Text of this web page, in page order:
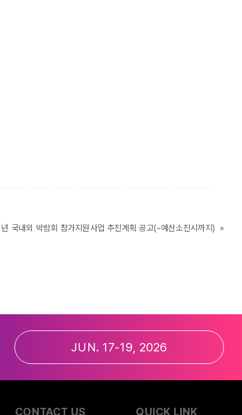
국내외 박람회 참가지원사업 추진계획 공고(~예산소진시까지) »
JUN. 17-19, 2026
CONTACT US QUICK LINK